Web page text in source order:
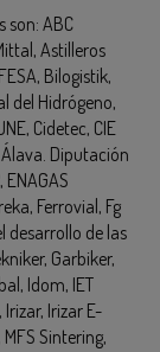
son: ABC
Astilleros
Bilogistik,
del Hidrógeno,
Cidetec, CIE
Álava. Diputación
Ferrovial, Fg
desarrollo de las
Garbiker,
Idom, IET
Irizar, Irizar E-
Sintering,